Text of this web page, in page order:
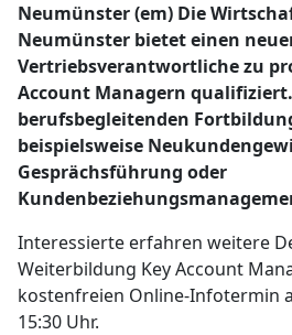
Neumünster (em) Die
Neumünster bietet einen
Vertriebsverantwortliche zu
Account Managern
berufsbegleitenden
beispielsweise
Gesprächsführung oder
Interessierte erfahren weitere
Weiterbildung Key Account
kostenfreien Online-Infotermin
15:30 Uhr.